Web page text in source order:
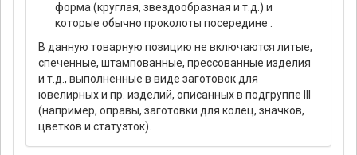
форма (круглая, звездообразная и т.д.) и
которые обычно проколоты посередине .
В данную товарную позицию не включаются литые,
спеченные, штампованные, прессованные изделия
и т.д., выполненные в виде заготовок для
ювелирных и пр. изделий, описанных в подгруппе III
(например, оправы, заготовки для колец, значков,
цветков и статуэток).